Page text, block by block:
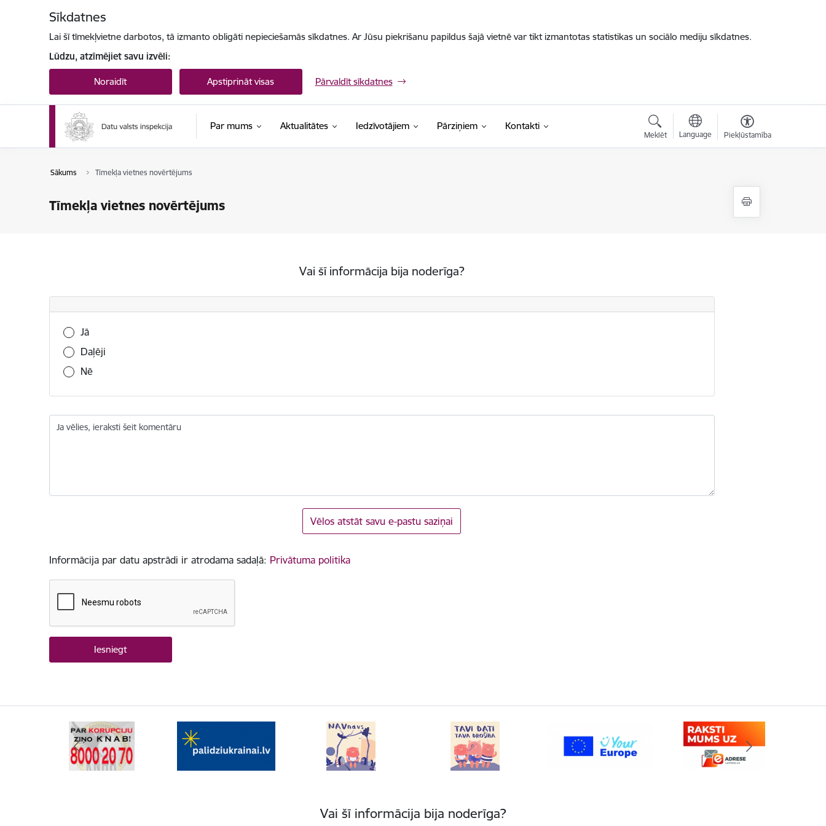
Sīkdatnes
Lai šī tīmekļvietne darbotos, tā izmanto obligāti nepieciešamās sīkdatnes. Ar Jūsu piekrišanu papildus šajā vietnē var tikt izmantotas statistikas un sociālo mediju sīkdatnes.
Lūdzu, atzīmējiet savu izvēli:
Noraidīt Apstiprināt visas Pārvaldīt sīkdatnes
Par mums Aktualitātes Iedzīvotājiem Pārziņiem Kontakti
Meklēt Language Piekļūstamība
Sākums Tīmekļa vietnes novērtējums
Tīmekļa vietnes novērtējums
Vai šī informācija bija noderīga?
Vai šī informācija bija noderīga?
Jā
Daļēji
Nē
Ja vēlies, ieraksti šeit komentāru
Vēlos atstāt savu e-pastu saziņai
Informācija par datu apstrādi ir atrodama sadaļā: Privātuma politika
Vai šī informācija bija noderīga?